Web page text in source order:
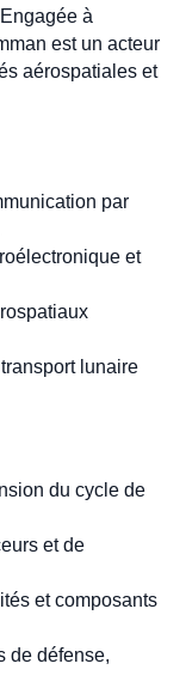
à
est un acteur
aérospatiales et
par
et
lunaire
du cycle de
et de
et composants
de défense,